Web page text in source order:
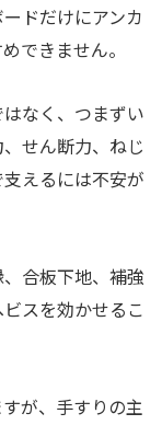
ドだけにアンカ
できません。
なく、つまずい
せん断力、ねじ
えるには不安が
合板下地、補強
スを効かせるこ
が、手すりの主